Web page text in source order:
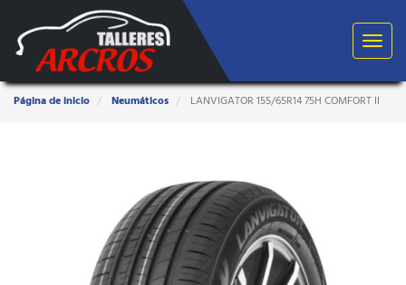
Toggle
Estas
aquí:
Página de inicio Neumáticos LANVIGATOR 155/65R14 75H COMFORT II